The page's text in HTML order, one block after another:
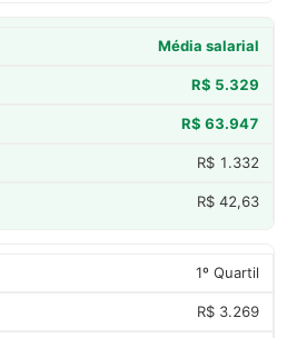
Média salarial
R$ 5.329
R$ 63.947
R$ 1.332
R$ 42,63
1º Quartil
R$ 3.269